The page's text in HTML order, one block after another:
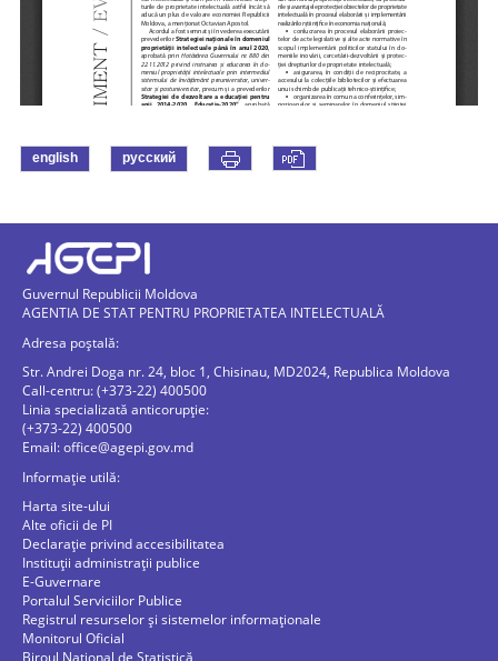
english русский
Guvernul Republicii Moldova
AGENTIA DE STAT PENTRU PROPRIETATEA INTELECTUALĂ
Adresa poștală:
Str. Andrei Doga nr. 24, bloc 1, Chisinau, MD2024, Republica Moldova
Call-centru: (+373-22) 400500
Linia specializată anticorupție:
(+373-22) 400500
Email:office@agepi.gov.md
Informație utilă:
Harta site-ului
Alte oficii de PI
Declarație privind accesibilitatea
Instituții administrații publice
E-Guvernare
Portalul Serviciilor Publice
Registrul resurselor și sistemelor informaționale
Monitorul Oficial
Biroul Naţional de Statistică